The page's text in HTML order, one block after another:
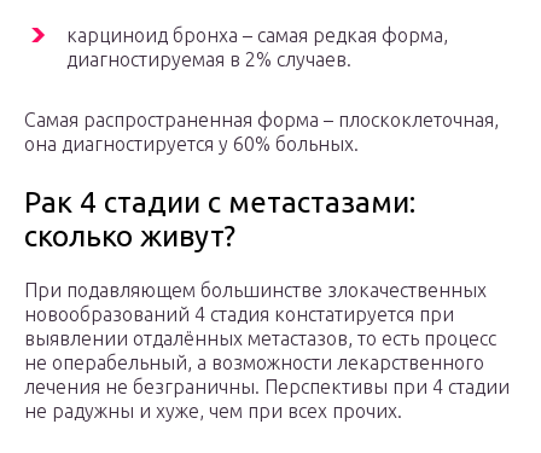
карциноид бронха – самая редкая форма,
диагностируемая в 2% случаев.
Самая распространенная форма – плоскоклеточная,
она диагностируется у 60% больных.
Рак 4 стадии с метастазами:
сколько живут?
При подавляющем большинстве злокачественных
новообразований 4 стадия констатируется при
выявлении отдалённых метастазов, то есть процесс
не операбельный, а возможности лекарственного
лечения не безграничны. Перспективы при 4 стадии
не радужны и хуже, чем при всех прочих.